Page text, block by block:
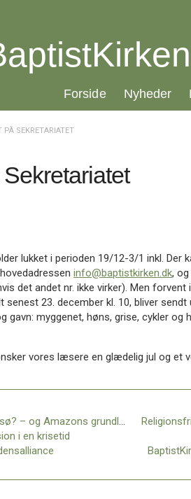
20.0:
Forside 21.0:
Nyheder
PÅ SEKRETARIATET
lukket i perioden 19/12-3/1 inkl. Der
info@baptistkirken.dk,
det andet nr. ikke virker). Men
senest 23. december kl. 10, bliver sendt
gavn: myggenet, høns, grise, cykler og
vores læsere en glædelig jul og et
Baptister på Samsø? – og Amazons grundlægger!
i en krisetid